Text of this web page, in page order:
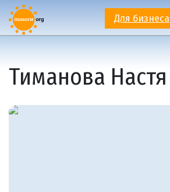
Для бизнеса
Тиманова Настя